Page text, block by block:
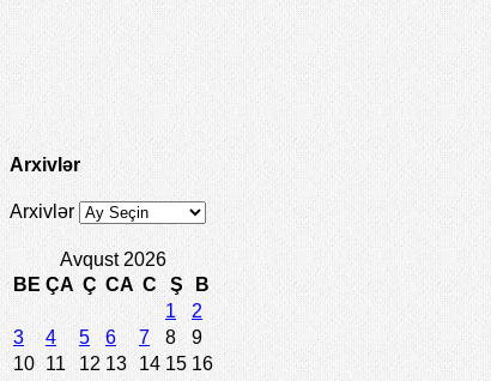
Arxivlər
Arxivlər
Avqust 2026
BE ÇA Ç CA C Ş
B
1
2
3
4 5 6 7 8
9
10 11 12 13 14 15 16